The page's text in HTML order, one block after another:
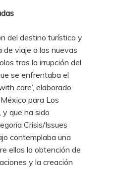
del destino turístico y
viaje a las nuevas
tras la irrupción del
se enfrentaba el
care’, elaborado
para Los
y que ha sido
Crisis/Issues
contemplaba una
ellas la obtención de
y la creación